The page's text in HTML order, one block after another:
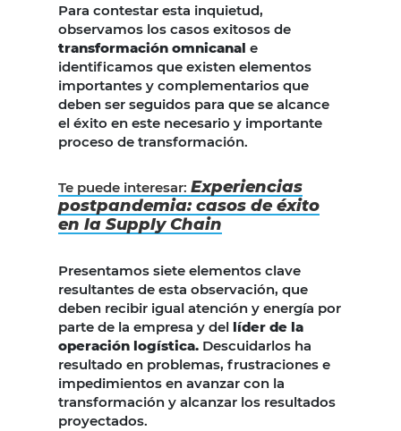
Para contestar esta inquietud,
observamos los casos exitosos de
transformación omnicanal e
identificamos que existen elementos
importantes y complementarios que
deben ser seguidos para que se alcance
el éxito en este necesario y importante
proceso de transformación.
Te puede interesar: Experiencias
postpandemia: casos de éxito
en la Supply Chain
Presentamos siete elementos clave
resultantes de esta observación, que
deben recibir igual atención y energía por
parte de la empresa y del líder de la
operación logística. Descuidarlos ha
resultado en problemas, frustraciones e
impedimientos en avanzar con la
transformación y alcanzar los resultados
proyectados.